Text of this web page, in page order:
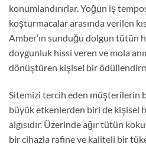
konumlandırırlar. Yoğun iş
koşturmacalar arasında verilen
Amber’ın sunduğu dolgun tütün
doygunluk hissi veren ve mola
dönüştüren kişisel bir
Sitemizi tercih eden müşterilerin
büyük etkenlerden biri de kişisel
algısıdır. Üzerinde ağır tütün
bir cihazla rafine ve kaliteli bir